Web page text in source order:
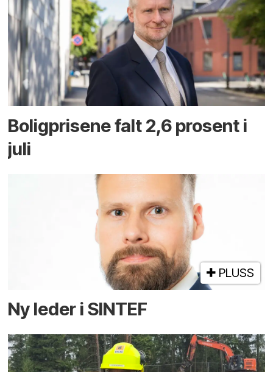
Boligprisene falt 2,6 prosent i
juli
PLUSS
Ny leder i SINTEF